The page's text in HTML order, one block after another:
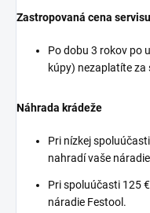
Zastropovaná cena
Po dobu 3 rokov po
kúpy) nezaplatíte za
Náhrada krádeže
Pri nízkej
nahradí vaše
Pri spoluúčasti 125
náradie Festool.